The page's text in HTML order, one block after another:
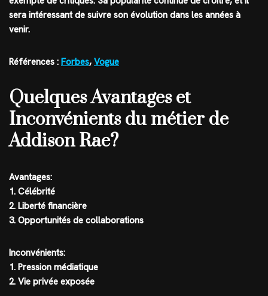
sera intéressant de suivre son évolution dans les années à
venir.
Références : Forbes, Vogue
Quelques Avantages et
Inconvénients du métier de
Addison Rae?
Avantages:
1. Célébrité
2. Liberté financière
3. Opportunités de collaborations
Inconvénients:
1. Pression médiatique
2. Vie privée exposée